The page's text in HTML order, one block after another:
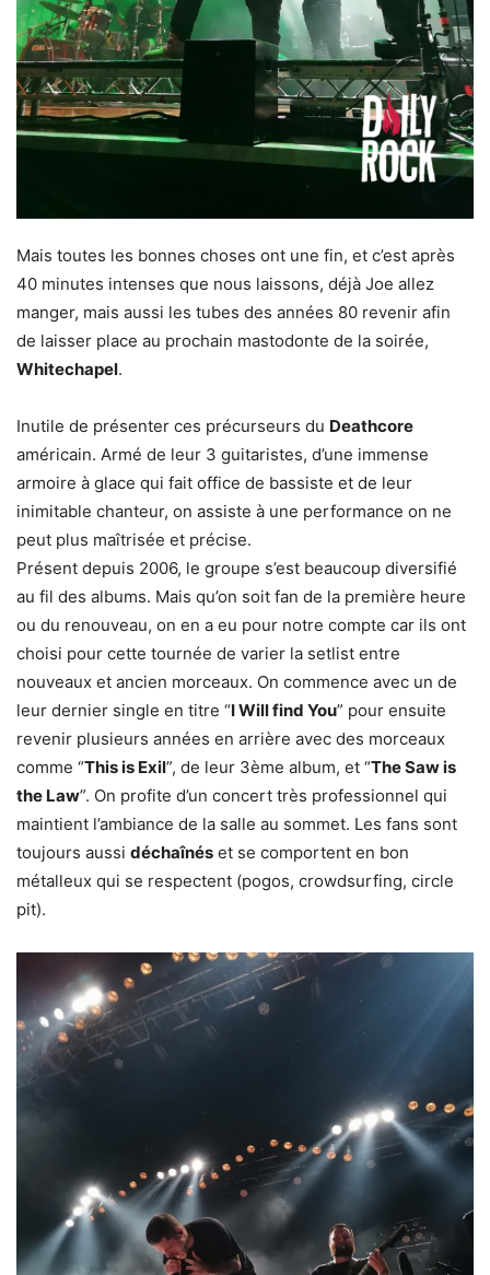
Mais toutes les bonnes choses ont une fin, et c’est après
40 minutes intenses que nous laissons, déjà Joe allez
manger, mais aussi les tubes des années 80 revenir afin
de laisser place au prochain mastodonte de la soirée,
Whitechapel.
Inutile de présenter ces précurseurs du Deathcore
américain. Armé de leur 3 guitaristes, d’une immense
armoire à glace qui fait office de bassiste et de leur
inimitable chanteur, on assiste à une performance on ne
peut plus maîtrisée et précise.
Présent depuis 2006, le groupe s’est beaucoup diversifié
au fil des albums. Mais qu’on soit fan de la première heure
ou du renouveau, on en a eu pour notre compte car ils ont
choisi pour cette tournée de varier la setlist entre
nouveaux et ancien morceaux. On commence avec un de
leur dernier single en titre “I Will find You” pour ensuite
revenir plusieurs années en arrière avec des morceaux
comme “This is Exil”, de leur 3ème album, et “The Saw is
the Law”. On profite d’un concert très professionnel qui
maintient l’ambiance de la salle au sommet. Les fans sont
toujours aussi déchaînés et se comportent en bon
métalleux qui se respectent (pogos, crowdsurfing, circle
pit).